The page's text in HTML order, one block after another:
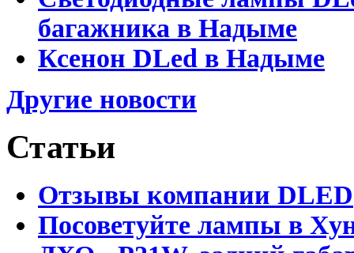
багажника в Надыме
Ксенон DLed в Надыме
Другие новости
Статьи
Отзывы компании DLED
Посоветуйте лампы в